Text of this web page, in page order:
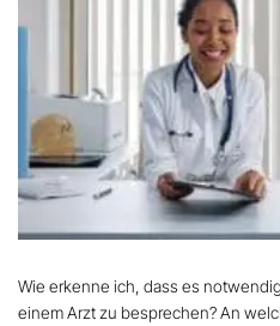
Wie erkenne ich, dass es
einem Arzt zu besprechen? An